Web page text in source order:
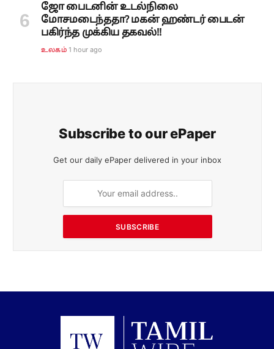
ஜோ பைடனின் உடல்நிலை
மோசமடைந்ததா? மகன் ஹண்டர் பைடன்
பகிர்ந்த முக்கிய தகவல்!!
உலகம் 1 hour ago
Subscribe to our ePaper
Get our daily ePaper delivered in your inbox
SUBSCRIBE